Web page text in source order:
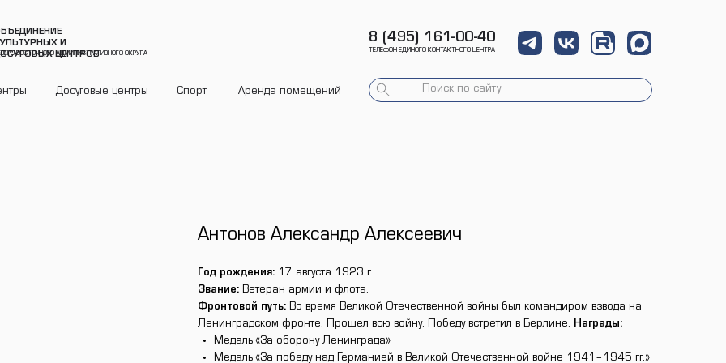
И
ЦЕНТРОВ
ВОСТОЧНОГО АДМИНИСТРАТИВНОГО ОКРУГА
8 (495) 161-00-40
ТЕЛЕФОН ЕДИНОГО КОНТАКТНОГО ЦЕНТРА
Спорт Аренда помещений
Досуговые центры
Антонов Александр Алексеевич
Год рождения: 17 августа 1923 г.
Звание: Ветеран армии и флота.
Фронтовой путь: Во время Великой Отечественной войны был командиром взвода на
Ленинградском фронте. Прошел всю войну. Победу встретил в Берлине. Награды:
Медаль «За оборону Ленинграда»
Медаль «За победу над Германией в Великой Отечественной войне 1941–1945 гг.»